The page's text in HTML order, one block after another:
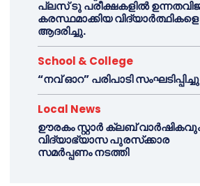
പ്ലസ് ടു പരീക്ഷകളിൽ
കരസ്ഥമാക്കിയ വിദ്യാർത്ഥികളെ
ആദരിച്ചു.
School & College
“നവ് ഓറ” പരിപാടി സംഘടിപ്പിച്ചു
Local News
ഊരകം സ്റ്റാർ ക്ലബ്
വിദ്യാഭ്യാസ പുരസ്‌ക്കാര
സമർപ്പണം നടത്തി